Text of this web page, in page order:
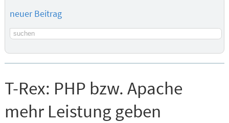
neuer Beitrag
Suchbegriff
T-Rex: PHP bzw. Apache
mehr Leistung geben